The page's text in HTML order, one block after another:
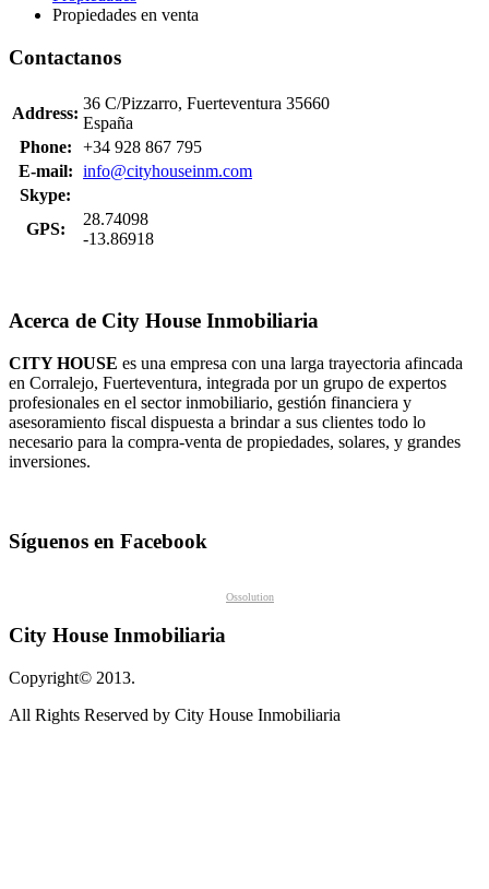
Propiedades en venta
Contactanos
Address:
36 C/Pizzarro, Fuerteventura 35660
España
Phone:
+34 928 867 795
E-mail: info@cityhouseinm.com
Skype:
GPS:
28.74098
-13.86918
Acerca de City House Inmobiliaria
CITY HOUSE es una empresa con una larga trayectoria afincada
en Corralejo, Fuerteventura, integrada por un grupo de expertos
profesionales en el sector inmobiliario, gestión financiera y
asesoramiento fiscal dispuesta a brindar a sus clientes todo lo
necesario para la compra-venta de propiedades, solares, y grandes
inversiones.
Síguenos en Facebook
Ossolution
City House Inmobiliaria
Copyright© 2013.
All Rights Reserved by City House Inmobiliaria